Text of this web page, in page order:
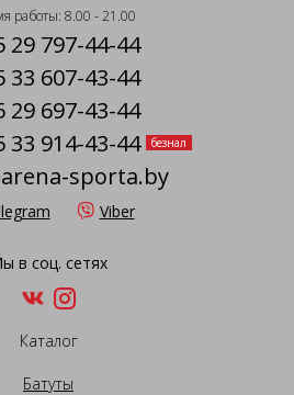
работы: 8.00 - 21.00
29 797-44-44
33 607-43-44
29 697-43-44
33 914-43-44
безнал
sporta.by
Viber
в соц. сетях
Каталог
Батуты